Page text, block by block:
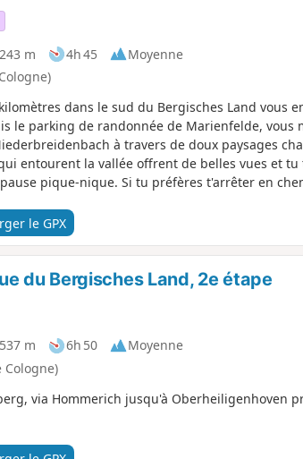
m 4h 45
Moyenne
dans le sud du Bergisches Land vous
le parking de randonnée de Marienfelde, vous
à travers de doux paysages
entourent la vallée offrent de belles vues et tu
pique-nique. Si tu préfères t'arrêter en
au point de départ.
le GPX
du Bergisches Land, 2e étape
m 6h 50
Moyenne
via Hommerich jusqu'à Oberheiligenhoven